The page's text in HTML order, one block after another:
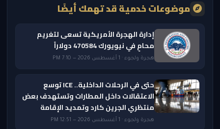
موضوعات خدمية قد تهمك أيضًا
إدارة الهجرة الأمريكية تسعى لتغريم
محامٍ في نيويورك 470584 دولاراً
هجرة ولجوء · 1 أغسطس 2026 — 7:10 PM
حتى في الرحلات الداخلية.. ICE توسع
الاعتقالات داخل المطارات وتستهدف بعض
منتظري الجرين كارد وتمديد الإقامة
هجرة ولجوء · 1 أغسطس 2026 — 12:51 PM